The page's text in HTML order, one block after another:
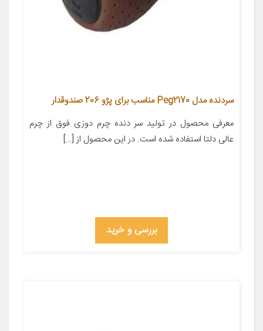
سردنده مدل Peg2170 مناسب برای پژو 206 صندوقدار
معرفی محصول در تولید سر دنده چرم دوزی فوق از چرم
عالی دلتا استفاده شده است. در این محصول از […]
بررسی و خرید